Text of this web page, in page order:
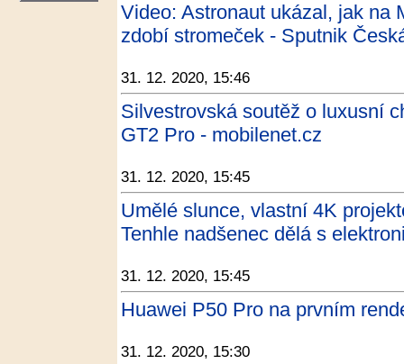
Video: Astronaut ukázal, jak na
zdobí stromeček - Sputnik
31. 12. 2020, 15:46
Silvestrovská soutěž o luxusní
GT2 Pro - mobilenet.cz
31. 12. 2020, 15:45
Umělé slunce, vlastní 4K
Tenhle nadšenec dělá s
31. 12. 2020, 15:45
Huawei P50 Pro na prvním
31. 12. 2020, 15:30